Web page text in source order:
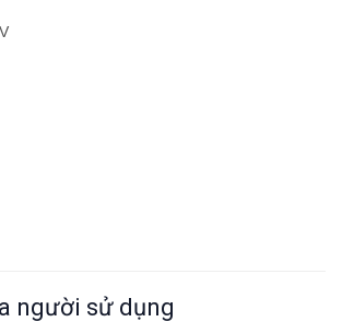
người sử dụng